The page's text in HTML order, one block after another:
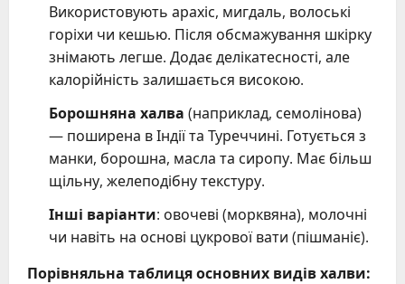
Використовують арахіс, мигдаль, волоські
горіхи чи кешью. Після обсмажування шкірку
знімають легше. Додає делікатесності, але
калорійність залишається високою.
Борошняна халва (наприклад, семолінова)
— поширена в Індії та Туреччині. Готується з
манки, борошна, масла та сиропу. Має більш
щільну, желеподібну текстуру.
Інші варіанти: овочеві (морквяна), молочні
чи навіть на основі цукрової вати (пішманіє).
Порівняльна таблиця основних видів халви: